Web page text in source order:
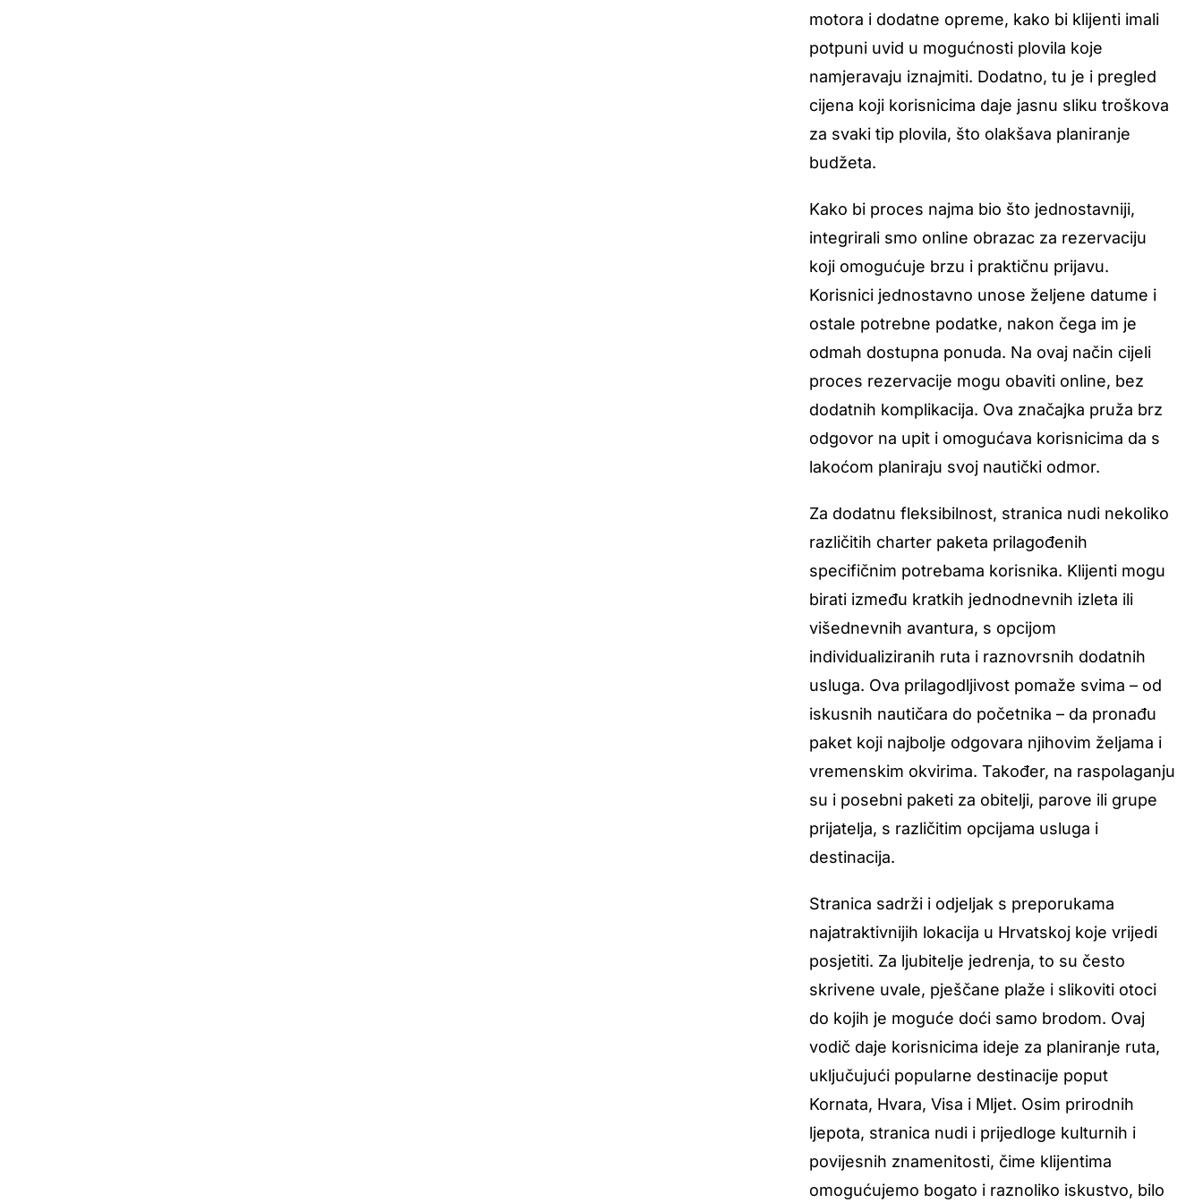
motora i dodatne opreme, kako bi klijenti imali
potpuni uvid u mogućnosti plovila koje
namjeravaju iznajmiti. Dodatno, tu je i pregled
cijena koji korisnicima daje jasnu sliku troškova
za svaki tip plovila, što olakšava planiranje
budžeta.
Kako bi proces najma bio što jednostavniji,
integrirali smo online obrazac za rezervaciju
koji omogućuje brzu i praktičnu prijavu.
Korisnici jednostavno unose željene datume i
ostale potrebne podatke, nakon čega im je
odmah dostupna ponuda. Na ovaj način cijeli
proces rezervacije mogu obaviti online, bez
dodatnih komplikacija. Ova značajka pruža brz
odgovor na upit i omogućava korisnicima da s
lakoćom planiraju svoj nautički odmor.
Za dodatnu fleksibilnost, stranica nudi nekoliko
različitih charter paketa prilagođenih
specifičnim potrebama korisnika. Klijenti mogu
birati između kratkih jednodnevnih izleta ili
višednevnih avantura, s opcijom
individualiziranih ruta i raznovrsnih dodatnih
usluga. Ova prilagodljivost pomaže svima – od
iskusnih nautičara do početnika – da pronađu
paket koji najbolje odgovara njihovim željama i
vremenskim okvirima. Također, na raspolaganju
su i posebni paketi za obitelji, parove ili grupe
prijatelja, s različitim opcijama usluga i
destinacija.
Stranica sadrži i odjeljak s preporukama
najatraktivnijih lokacija u Hrvatskoj koje vrijedi
posjetiti. Za ljubitelje jedrenja, to su često
skrivene uvale, pješčane plaže i slikoviti otoci
do kojih je moguće doći samo brodom. Ovaj
vodič daje korisnicima ideje za planiranje ruta,
uključujući popularne destinacije poput
Kornata, Hvara, Visa i Mljet. Osim prirodnih
ljepota, stranica nudi i prijedloge kulturnih i
povijesnih znamenitosti, čime klijentima
omogućujemo bogato i raznoliko iskustvo, bilo